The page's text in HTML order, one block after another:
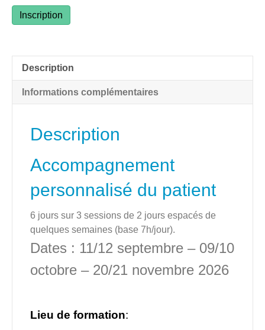
quantité
de
niveau
-
Avignon
2026
Inscription
Description
Informations complémentaires
Description
Accompagnement
personnalisé du patient
6 jours sur 3 sessions de 2 jours espacés de
quelques semaines (base 7h/jour).
Dates : 11/12 septembre – 09/10
octobre – 20/21 novembre 2026
Lieu de formation: